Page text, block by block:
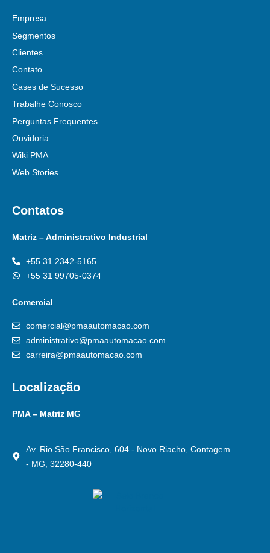
Empresa
Segmentos
Clientes
Contato
Cases de Sucesso
Trabalhe Conosco
Perguntas Frequentes
Ouvidoria
Wiki PMA
Web Stories
Contatos
Matriz – Administrativo Industrial
+55 31 2342-5165
+55 31 99705-0374
Comercial
comercial@pmaautomacao.com
administrativo@pmaautomacao.com
carreira@pmaautomacao.com
Localização
PMA – Matriz MG
Av. Rio São Francisco, 604 - Novo Riacho, Contagem
- MG, 32280-440